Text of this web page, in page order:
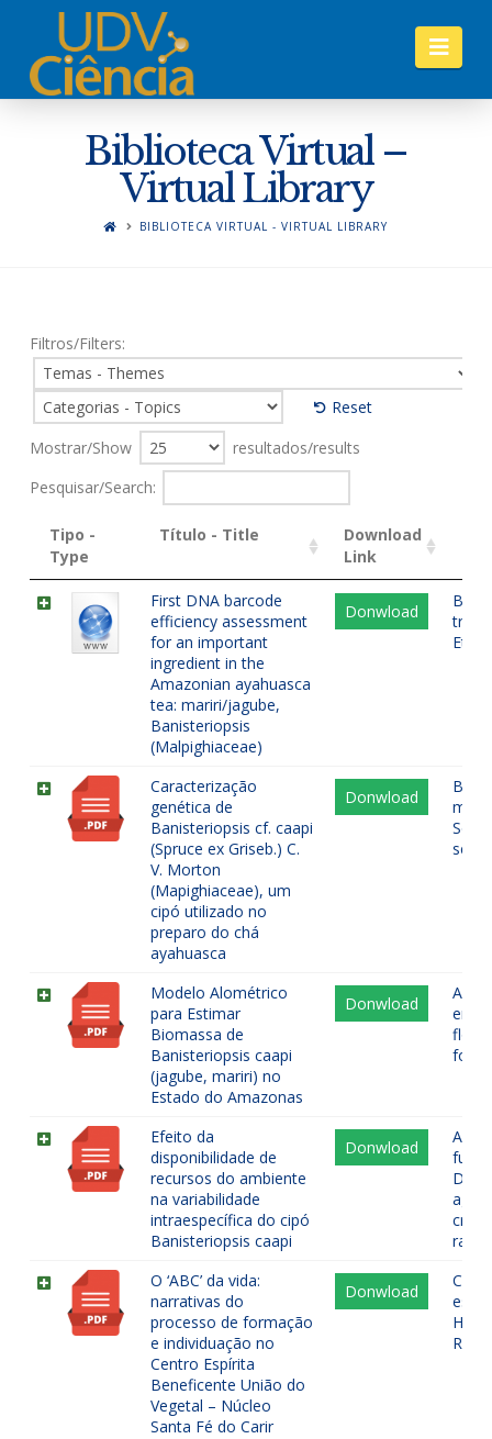
Biblioteca Virtual –
Virtual Library
BIBLIOTECA VIRTUAL - VIRTUAL LIBRARY
Filtros/Filters:
Reset
Mostrar/Show
resultados/results
Pesquisar/Search:
Tipo -
Type
Título - Title
Download
Link
First DNA barcode
efficiency assessment
for an important
ingredient in the
Amazonian ayahuasca
tea: mariri/jagube,
Banisteriopsis
(Malpighiaceae)
Donwload
Caracterização
genética de
Banisteriopsis cf. caapi
(Spruce ex Griseb.) C.
V. Morton
(Mapighiaceae), um
cipó utilizado no
preparo do chá
ayahuasca
Donwload
Modelo Alométrico
para Estimar
Biomassa de
Banisteriopsis caapi
(jagube, mariri) no
Estado do Amazonas
Donwload
Efeito da
disponibilidade de
recursos do ambiente
na variabilidade
intraespecífica do cipó
Banisteriopsis caapi
Donwload
rate
O ‘ABC’ da vida:
narrativas do
processo de formação
e individuação no
Centro Espírita
Beneficente União do
Vegetal – Núcleo
Santa Fé do Carir
Donwload